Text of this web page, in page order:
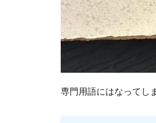
専門用語にはなってし